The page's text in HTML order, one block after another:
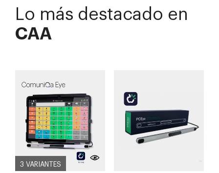
Lo más destacado en
CAA
3 VARIANTES